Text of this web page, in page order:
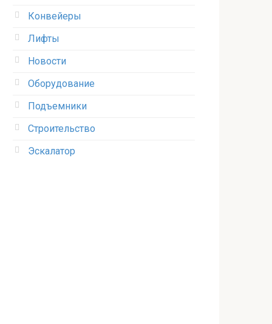
Конвейеры
Лифты
Новости
Оборудование
Подъемники
Строительство
Эскалатор